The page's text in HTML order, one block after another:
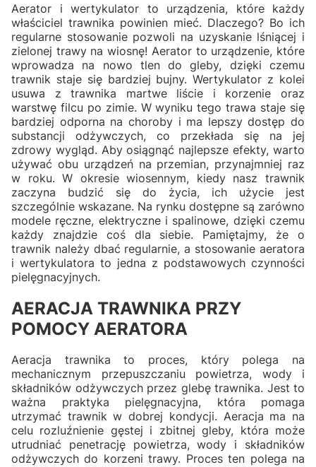
Aerator i wertykulator to urządzenia, które każdy
właściciel trawnika powinien mieć. Dlaczego? Bo ich
regularne stosowanie pozwoli na uzyskanie lśniącej i
zielonej trawy na wiosnę! Aerator to urządzenie, które
wprowadza na nowo tlen do gleby, dzięki czemu
trawnik staje się bardziej bujny. Wertykulator z kolei
usuwa z trawnika martwe liście i korzenie oraz
warstwę filcu po zimie. W wyniku tego trawa staje się
bardziej odporna na choroby i ma lepszy dostęp do
substancji odżywczych, co przekłada się na jej
zdrowy wygląd. Aby osiągnąć najlepsze efekty, warto
używać obu urządzeń na przemian, przynajmniej raz
w roku. W okresie wiosennym, kiedy nasz trawnik
zaczyna budzić się do życia, ich użycie jest
szczególnie wskazane. Na rynku dostępne są zarówno
modele ręczne, elektryczne i spalinowe, dzięki czemu
każdy znajdzie coś dla siebie. Pamiętajmy, że o
trawnik należy dbać regularnie, a stosowanie aeratora
i wertykulatora to jedna z podstawowych czynności
pielęgnacyjnych.
AERACJA TRAWNIKA PRZY
POMOCY AERATORA
Aeracja trawnika to proces, który polega na
mechanicznym przepuszczaniu powietrza, wody i
składników odżywczych przez glebę trawnika. Jest to
ważna praktyka pielęgnacyjna, która pomaga
utrzymać trawnik w dobrej kondycji. Aeracja ma na
celu rozluźnienie gęstej i zbitnej gleby, która może
utrudniać penetrację powietrza, wody i składników
odżywczych do korzeni trawy. Proces ten polega na